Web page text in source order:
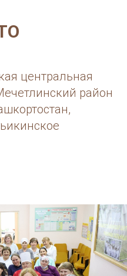
центральная
район